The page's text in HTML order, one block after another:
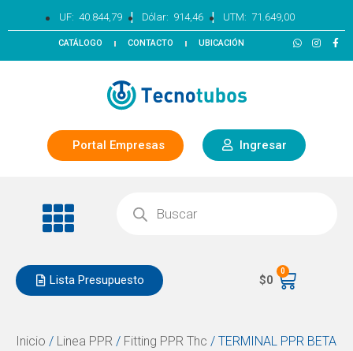
UF: 40.844,79 | Dólar: 914,46 | UTM: 71.649,00
CATÁLOGO CONTACTO UBICACIÓN
Portal Empresas Ingresar
Lista Presupuesto $0
0
Inicio / Linea PPR / Fitting PPR Thc / TERMINAL PPR BETA